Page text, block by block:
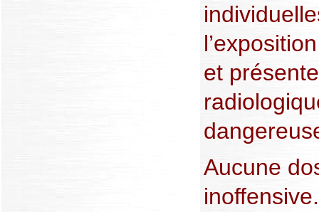
et
Aucune